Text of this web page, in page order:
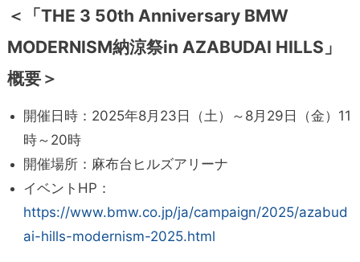
＜「THE 3 50th Anniversary BMW
MODERNISM納涼祭in AZABUDAI HILLS」
概要＞
開催日時：2025年8月23日（土）～8月29日（金）11
時～20時
開催場所：麻布台ヒルズアリーナ
イベントHP：
https://www.bmw.co.jp/ja/campaign/2025/azabud
ai-hills-modernism-2025.html